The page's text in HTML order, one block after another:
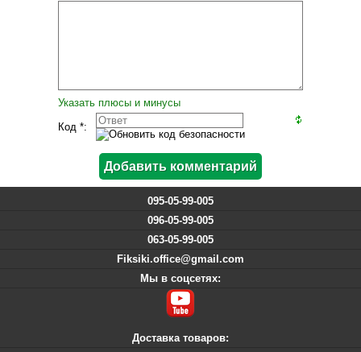
Указать плюсы и минусы
Код *:
095-05-99-005
096-05-99-005
063-05-99-005
Fiksiki.office@gmail.com
Мы в соцсетях:
Доставка товаров: